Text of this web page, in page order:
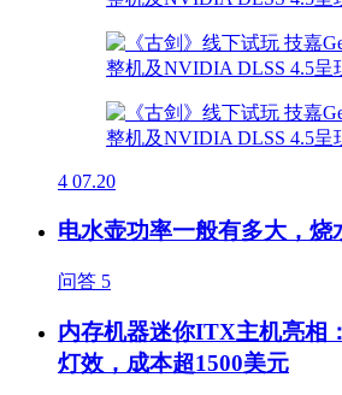
4 07.20
电水壶功率一般有多大，烧
问答 5
内存机器迷你ITX主机亮相
灯效，成本超1500美元